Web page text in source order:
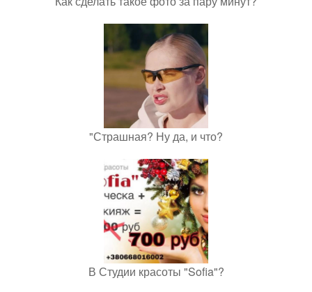
"Страшная? Ну да, и что?
В Студии красоты "Sofia"?